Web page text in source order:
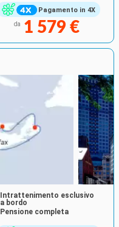
Pagamento in 4X
da 1 579 €
Intrattenimento esclusivo
a bordo
Pensione completa